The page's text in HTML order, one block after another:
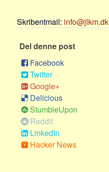
Skribentmail: info@jlkm.dk
Del denne post
Facebook
Twitter
Google+
Delicious
StumbleUpon
Reddit
LinkedIn
Hacker News